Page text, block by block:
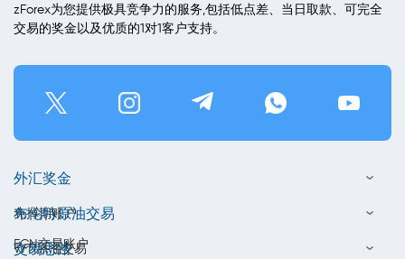
zForex为您提供极具竞争力的服务,包括低点差、当日取款、可完全
交易的奖金以及优质的1对1客户支持。
外汇奖金
免掉期账户
ECN交易账户
布伦特原油交易
WTI原油交易
交易思路